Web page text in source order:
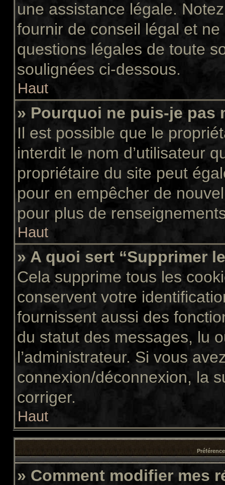
une assistance légale.
fournir de conseil légal et
questions légales de toute
soulignées ci-dessous.
Haut
» Pourquoi ne puis-je pas
Il est possible que le
interdit le nom d’utilisateur
propriétaire du site peut
pour en empêcher de
pour plus de
Haut
» A quoi sert “Supprimer
Cela supprime tous les
conservent votre
fournissent aussi des
du statut des messages, lu
l’administrateur. Si vous
connexion/déconnexion, la
corriger.
Haut
» Comment modifier mes